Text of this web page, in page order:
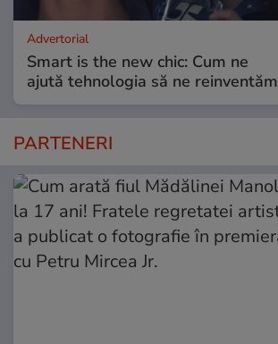
Advertorial
Smart is the new chic: Cum ne
ajută tehnologia să ne reinventăm
PARTENERI